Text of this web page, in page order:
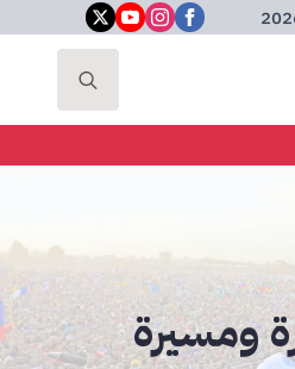
Search
ومسيرة